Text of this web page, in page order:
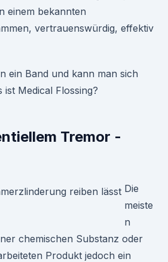
einem bekannten
vertrauenswürdig, effektiv
ein Band und kann man sich
ist Medical Flossing?
Tremor -
Die
meiste
n
chemischen Substanz oder
Produkt jedoch ein